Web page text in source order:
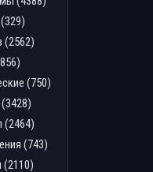
(2562)
(750)
(2464)
(743)
(2110)